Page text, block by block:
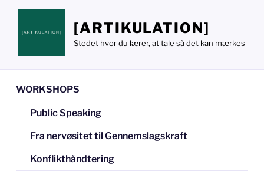
Videre
indhold
[ARTIKULATION]
Stedet hvor du lærer, at tale så det kan mærkes
WORKSHOPS
Public Speaking
Fra nervøsitet til Gennemslagskraft
Konflikthåndtering